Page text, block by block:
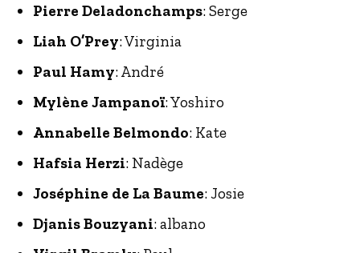
Pierre Deladonchamps: Serge
Liah O’Prey: Virginia
Paul Hamy: André
Mylène Jampanoï: Yoshiro
Annabelle Belmondo: Kate
Hafsia Herzi: Nadège
Joséphine de La Baume: Josie
Djanis Bouzyani: albano